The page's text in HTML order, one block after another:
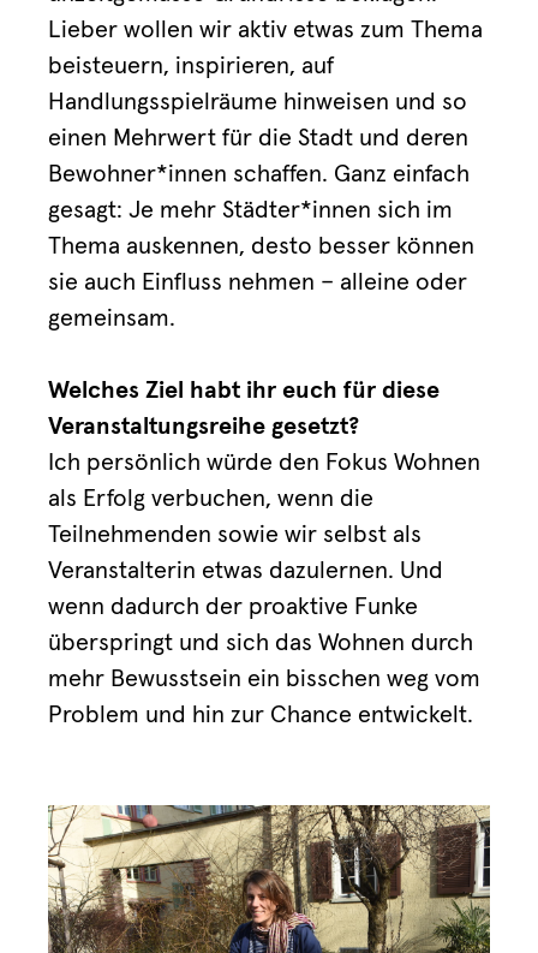
Lieber wollen wir aktiv etwas zum Thema
beisteuern, inspirieren, auf
Handlungsspielräume hinweisen und so
einen Mehrwert für die Stadt und deren
Bewohner*innen schaffen. Ganz einfach
gesagt: Je mehr Städter*innen sich im
Thema auskennen, desto besser können
sie auch Einfluss nehmen – alleine oder
gemeinsam.
Welches Ziel habt ihr euch für diese
Veranstaltungsreihe gesetzt?
Ich persönlich würde den Fokus Wohnen
als Erfolg verbuchen, wenn die
Teilnehmenden sowie wir selbst als
Veranstalterin etwas dazulernen. Und
wenn dadurch der proaktive Funke
überspringt und sich das Wohnen durch
mehr Bewusstsein ein bisschen weg vom
Problem und hin zur Chance entwickelt.